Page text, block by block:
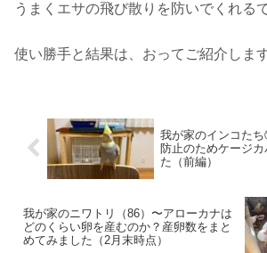
うまくエサの飛び散りを防いでくれる
使い勝手と結果は、おってご紹介します
我が家のインコた
防止のためケージ
た（前編）
我が家のニワトリ（86）〜アローカナは
どのくらい卵を産むのか？産卵数をまと
めてみました（2月末時点）